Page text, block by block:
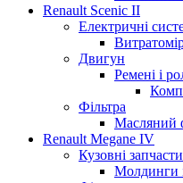
Renault Scenic II
Електричні
Двигун
Ремені і
Фільтра
Масляний
Renault Megane IV
Кузовні
Молдинги